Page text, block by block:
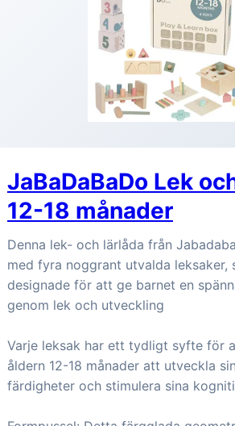
JaBaDaBaDo Lek
12-18 månader
Denna lek- och lärlåda från
med fyra noggrant utvalda leksaker,
designade för att ge barnet en
genom lek och utveckling
Varje leksak har ett tydligt syfte för
åldern 12-18 månader att utveckla
färdigheter och stimulera sina